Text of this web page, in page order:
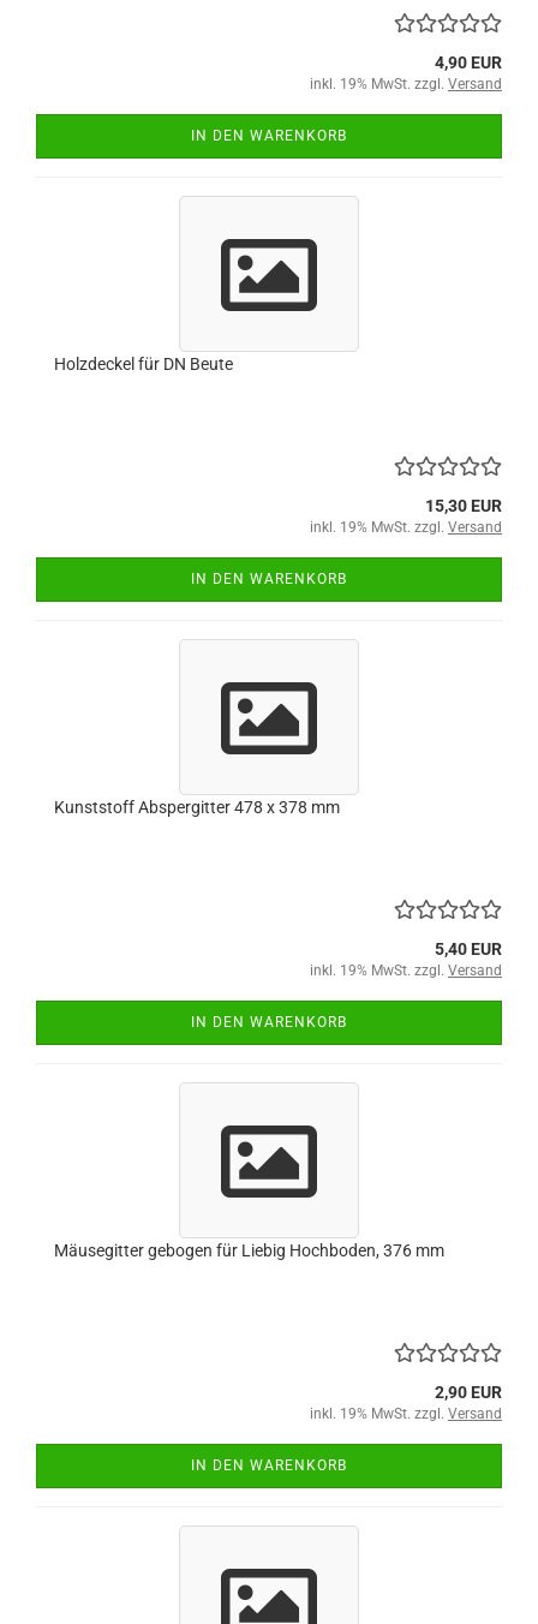
4,90 EUR
inkl. 19% MwSt. zzgl. Versand
IN DEN WARENKORB
Holzdeckel für DN Beute
15,30 EUR
inkl. 19% MwSt. zzgl. Versand
IN DEN WARENKORB
Kunststoff Abspergitter 478 x 378 mm
5,40 EUR
inkl. 19% MwSt. zzgl. Versand
IN DEN WARENKORB
Mäusegitter gebogen für Liebig Hochboden, 376 mm
2,90 EUR
inkl. 19% MwSt. zzgl. Versand
IN DEN WARENKORB